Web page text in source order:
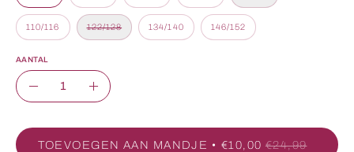
110/116 122/128 134/140 146/152
AANTAL
Aantal
Aantal
Aantal
TOEVOEGEN AAN MANDJE €10,00 €24,99